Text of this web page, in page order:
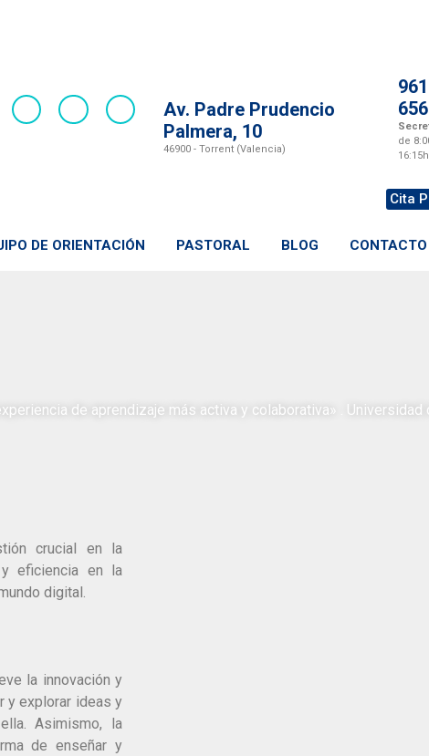
Av. Padre Prudencio
Palmera, 10
46900 - Torrent (Valencia)
de
16:15h
Cita
DE ORIENTACIÓN PASTORAL BLOG CONTACTO
de aprendizaje más activa y colaborativa» . Universidad
crucial en la
eficiencia en la
digital.
la innovación y
y explorar ideas y
Asimismo, la
de enseñar y